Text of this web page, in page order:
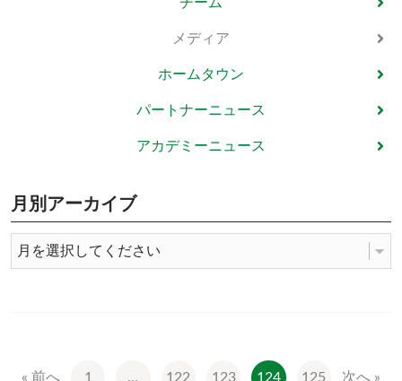
メディア
ホームタウン
パートナーニュース
アカデミーニュース
月別アーカイブ
« 前へ 1 … 122 123 124 125 次へ »